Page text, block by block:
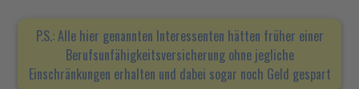
P.S.: Alle hier genannten Interessenten hätten früher einer
Berufsunfähigkeitsversicherung ohne jegliche
Einschränkungen erhalten und dabei sogar noch Geld gespart